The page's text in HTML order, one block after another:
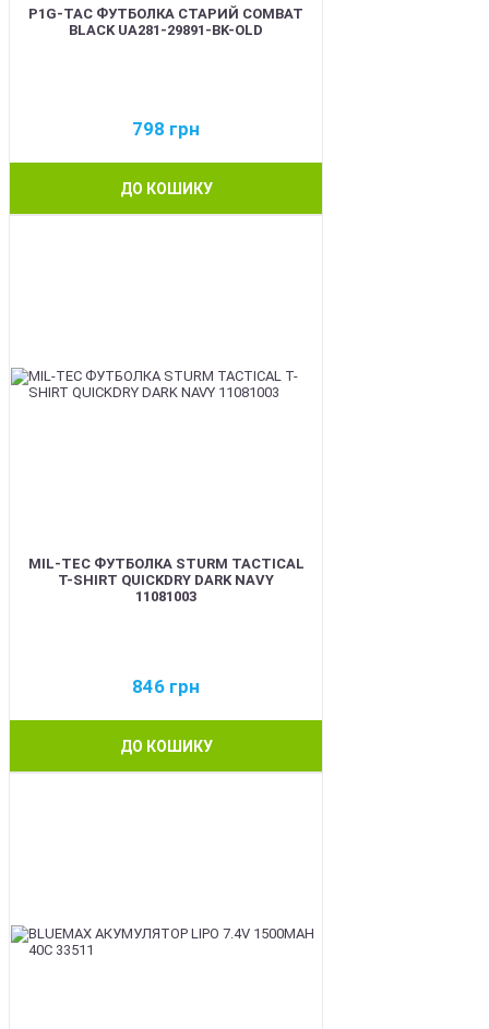
P1G-TAC ФУТБОЛКА СТАРИЙ COMBAT
BLACK UA281-29891-BK-OLD
798 грн
ДО КОШИКУ
MIL-TEC ФУТБОЛКА STURM TACTICAL
T-SHIRT QUICKDRY DARK NAVY
11081003
846 грн
ДО КОШИКУ